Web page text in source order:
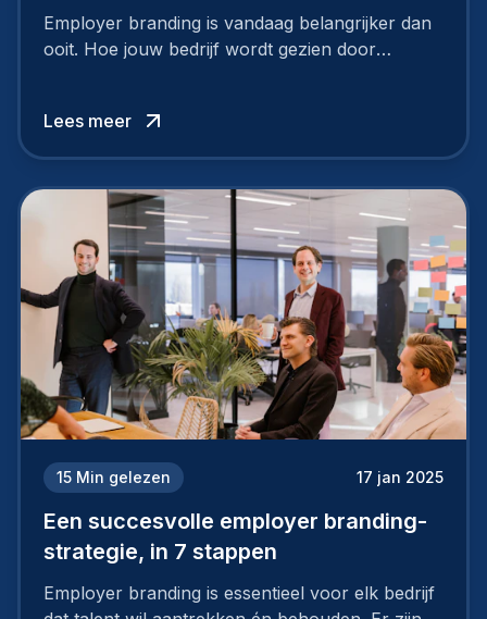
Employer branding is vandaag belangrijker dan
ooit. Hoe jouw bedrijf wordt gezien door
Lees meer
15 Min gelezen 17 jan 2025
Een succesvolle employer branding-
strategie, in 7 stappen
Employer branding is essentieel voor elk bedrijf